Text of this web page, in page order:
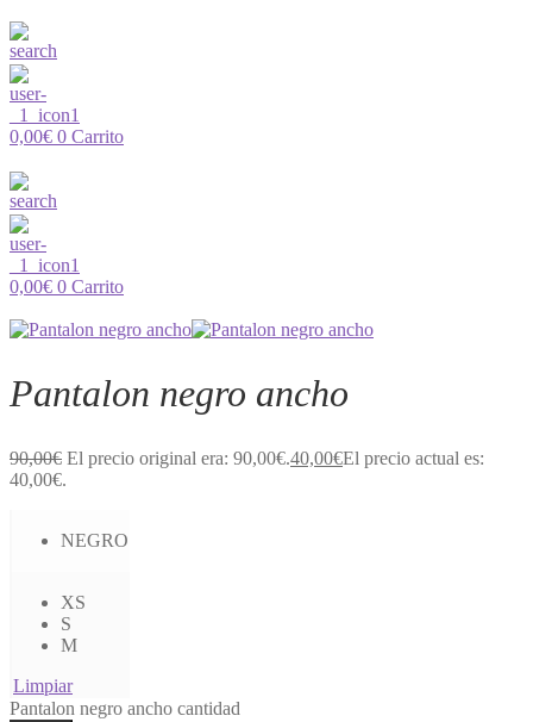
0,00€ 0 Carrito
0,00€ 0 Carrito
Pantalon negro ancho
90,00€ El precio original era: 90,00€.40,00€El precio actual es:
40,00€.
NEGRO
XS
S
M
Limpiar
Pantalon negro ancho cantidad